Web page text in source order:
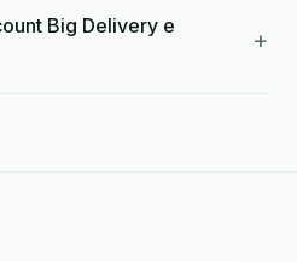
Big Delivery e
+